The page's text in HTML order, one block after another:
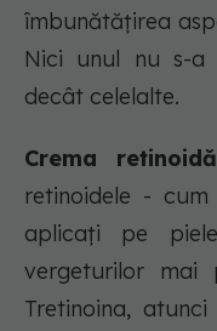
îmbunătățirea
Nici unul nu s-
decât celelalte.
Crema
retinoidele -
aplicați pe
vergeturilor mai
Tretinoina,